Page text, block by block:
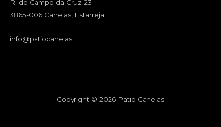
R. do Campo da Cruz 23
3865-006 Canelas, Estarreja
info@patiocanelas
Copyright © 2026 Patio Canelas